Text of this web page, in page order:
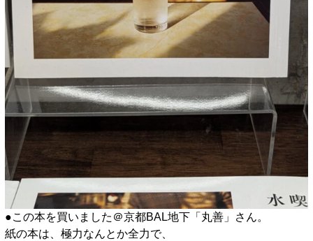
●この本を買いました＠京都BAL地下「丸善」さん。
紙の本は、極力なんとか全力で、